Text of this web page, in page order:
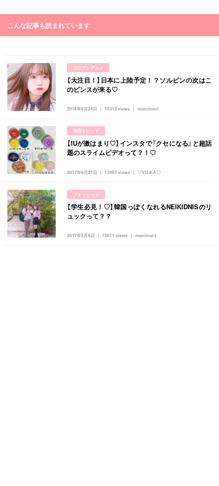
こんな記事も読まれています
コリアングルメ
2016年8月24日 manimani
15313 views
【大注目！】日本に上陸予定！？ソルビンの次はこ
のピンスが来る♡
韓国トレンド
2017年8月21日 ♡YU-KA♡
12487 views
【IUが激はまり♡】インスタで『クセになる』と超話
題のスライムビデオって？！♡
ファッション
2017年5月6日 manimani
15611 views
【学生必見！♡】韓国っぽくなれるNEIKIDNISのリ
ュックって？？